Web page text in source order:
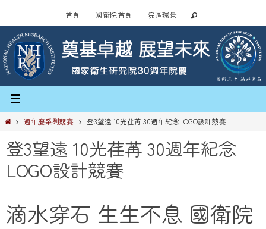
content
首頁 國衛院首頁 院區環景
Home週年慶系列競賽 登3望遠 10光荏苒 30週年紀念LOGO設計競賽
登3望遠 10光荏苒 30週年紀念
LOGO設計競賽
滴水穿石 生生不息 國衛院